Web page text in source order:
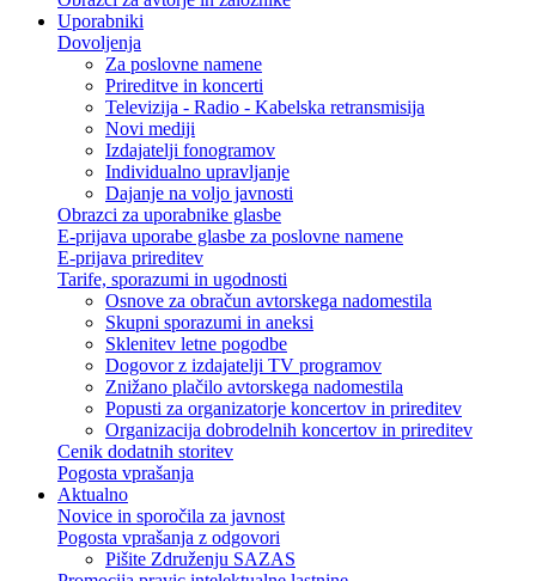
Uporabniki
Dovoljenja
Za poslovne namene
Prireditve in koncerti
Televizija - Radio - Kabelska retransmisija
Novi mediji
Izdajatelji fonogramov
Individualno upravljanje
Dajanje na voljo javnosti
Obrazci za uporabnike glasbe
E-prijava uporabe glasbe za poslovne namene
E-prijava prireditev
Tarife, sporazumi in ugodnosti
Osnove za obračun avtorskega nadomestila
Skupni sporazumi in aneksi
Sklenitev letne pogodbe
Dogovor z izdajatelji TV programov
Znižano plačilo avtorskega nadomestila
Popusti za organizatorje koncertov in prireditev
Organizacija dobrodelnih koncertov in prireditev
Cenik dodatnih storitev
Pogosta vprašanja
Aktualno
Novice in sporočila za javnost
Pogosta vprašanja z odgovori
Pišite Združenju SAZAS